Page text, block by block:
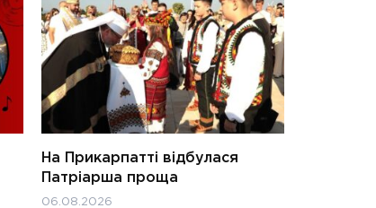
На Прикарпатті відбулася
Патріарша проща
06.08.2026